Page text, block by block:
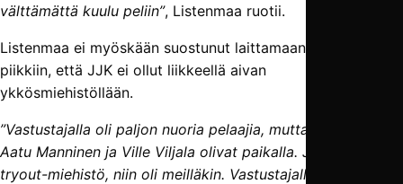
välttämättä kuulu peliin”, Listenmaa ruotii.
Listenmaa ei myöskään suostunut laittamaan mitään sen
piikkiin, että JJK ei ollut liikkeellä aivan
ykkösmiehistöllään.
”Vastustajalla oli paljon nuoria pelaajia, mutta tähtipelaajat
Aatu Manninen ja Ville Viljala olivat paikalla. Jos oli heillä
tryout-miehistö, niin oli meilläkin. Vastustajalla oli nuoria